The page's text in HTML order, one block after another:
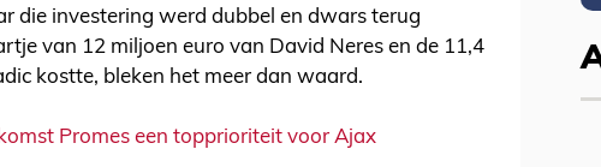
die investering werd dubbel en dwars terug
van 12 miljoen euro van David Neres en de 11,4
kostte, bleken het meer dan waard.
Promes een topprioriteit voor Ajax